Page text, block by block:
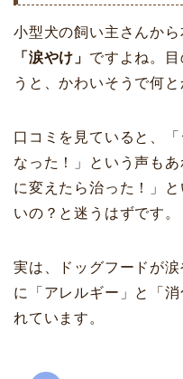
小型犬の飼い主さんか
「涙やけ」 ですよね。
うと、かわいそうで何
口コミを見ていると、
なった！」という声も
に変えたら治った！」
いの？と迷うはずです。
実は、ドッグフードが
に「アレルギー」と「
れています。